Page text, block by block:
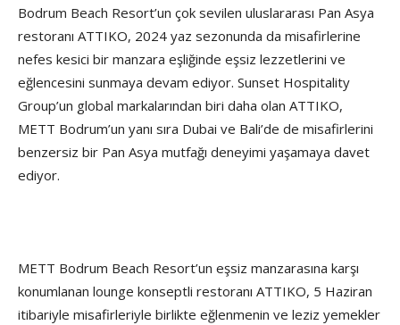
Bodrum Beach Resort’un çok sevilen uluslararası Pan Asya
restoranı ATTIKO, 2024 yaz sezonunda da misafirlerine
nefes kesici bir manzara eşliğinde eşsiz lezzetlerini ve
eğlencesini sunmaya devam ediyor. Sunset Hospitality
Group’un global markalarından biri daha olan ATTIKO,
METT Bodrum’un yanı sıra Dubai ve Bali’de de misafirlerini
benzersiz bir Pan Asya mutfağı deneyimi yaşamaya davet
ediyor.
METT Bodrum Beach Resort’un eşsiz manzarasına karşı
konumlanan lounge konseptli restoranı ATTIKO, 5 Haziran
itibariyle misafirleriyle birlikte eğlenmenin ve leziz yemekler